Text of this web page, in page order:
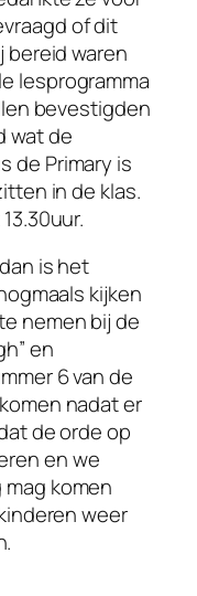
of dit
bereid waren
lesprogramma
bevestigden
wat de
de Primary is
in de klas.
is het
kijken
nemen bij de
en
6 van de
nadat er
de orde op
en we
komen
weer